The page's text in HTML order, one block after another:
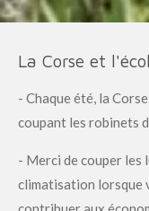
La Corse et
- Chaque été, la
coupant les robinets
- Merci de couper les
climatisation lorsque